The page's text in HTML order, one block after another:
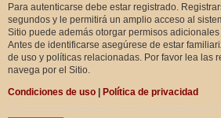
Para autenticarse debe estar registrado.
segundos y le permitirá un amplio acceso al
Sitio puede además otorgar permisos
Antes de identificarse asegúrese de estar
de uso y políticas relacionadas. Por favor lea las
navega por el Sitio.
Condiciones de uso | Política de privacidad